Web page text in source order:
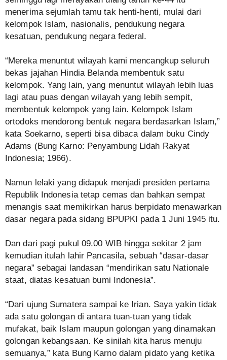
menerima sejumlah tamu tak henti-henti, mulai dari
kelompok Islam, nasionalis, pendukung negara
kesatuan, pendukung negara federal.
“Mereka menuntut wilayah kami mencangkup seluruh
bekas jajahan Hindia Belanda membentuk satu
kelompok. Yang lain, yang menuntut wilayah lebih luas
lagi atau puas dengan wilayah yang lebih sempit,
membentuk kelompok yang lain. Kelompok Islam
ortodoks mendorong bentuk negara berdasarkan Islam,”
kata Soekarno, seperti bisa dibaca dalam buku Cindy
Adams (Bung Karno: Penyambung Lidah Rakyat
Indonesia; 1966).
Namun lelaki yang didapuk menjadi presiden pertama
Republik Indonesia tetap cemas dan bahkan sempat
menangis saat memikirkan harus berpidato menawarkan
dasar negara pada sidang BPUPKI pada 1 Juni 1945 itu.
Dan dari pagi pukul 09.00 WIB hingga sekitar 2 jam
kemudian itulah lahir Pancasila, sebuah “dasar-dasar
negara” sebagai landasan “mendirikan satu Nationale
staat, diatas kesatuan bumi Indonesia”.
“Dari ujung Sumatera sampai ke Irian. Saya yakin tidak
ada satu golongan di antara tuan-tuan yang tidak
mufakat, baik Islam maupun golongan yang dinamakan
golongan kebangsaan. Ke sinilah kita harus menuju
semuanya,” kata Bung Karno dalam pidato yang ketika